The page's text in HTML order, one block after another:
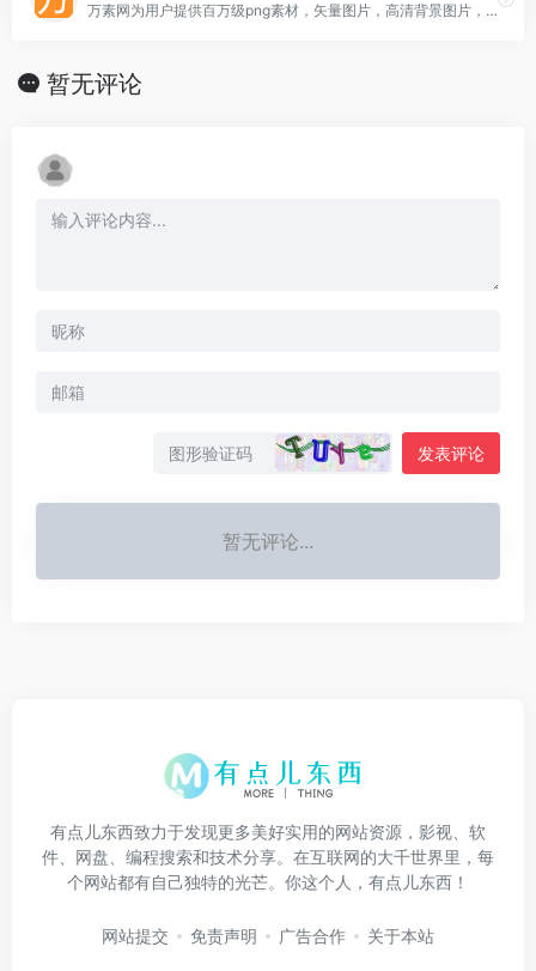
万素网为用户提供百万级png素材，矢量图片，高清背景图片，psd模板和正版摄影图等免费下载服务
暂无评论
发表评论
暂无评论...
有点儿东西致力于发现更多美好实用的网站资源，影视、软
件、网盘、编程搜索和技术分享。在互联网的大千世界里，每
个网站都有自己独特的光芒。你这个人，有点儿东西！
网站提交 免责声明 广告合作 关于本站